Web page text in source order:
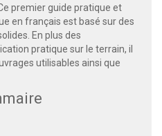
premier guide pratique et
en français est basé sur des
En plus des
pratique sur le terrain, il
utilisables ainsi que